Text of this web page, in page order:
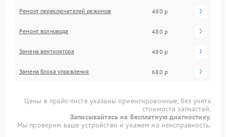
Ремонт переключателей режимов 480 р
Ремонт волновода 480 р
Замена вентилятора 480 р
Замена блока управления 680 р
Цены в прайс-листе указаны ориентировочные, без учета
стоимости запчастей.
Записывайтесь на бесплатную диагностику.
Мы проверим ваше устройство и укажем на неисправность.